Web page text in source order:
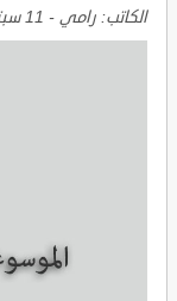
الكاتب: رامي - 11 سبتمبر, 2021